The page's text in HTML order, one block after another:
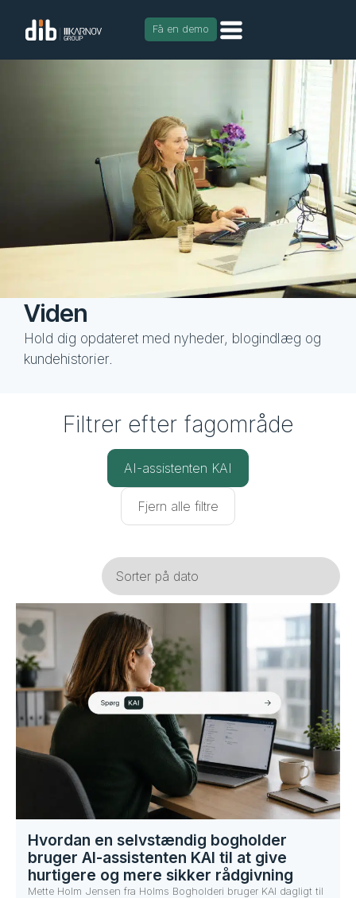
Få en demo
Viden
Hold dig opdateret med nyheder, blogindlæg og
kundehistorier.
Filtrer efter fagområde
AI-assistenten KAI
Fjern alle filtre
Hvordan en selvstændig bogholder
bruger AI-assistenten KAI til at give
hurtigere og mere sikker rådgivning
Mette Holm Jensen fra Holms Bogholderi bruger KAI dagligt til